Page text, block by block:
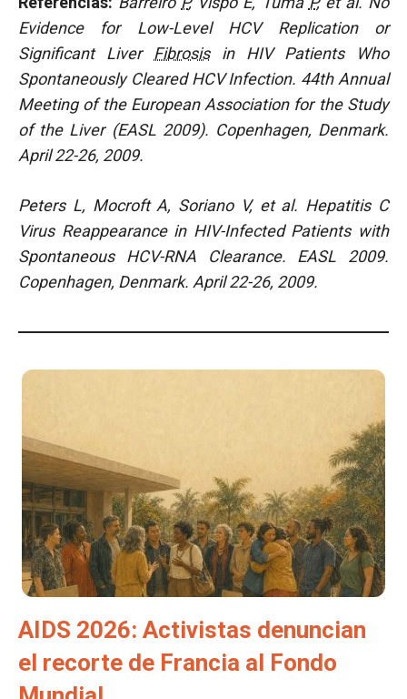
Evidence for Low-Level HCV Replication or
Significant Liver Fibrosisin HIV Patients Who
Spontaneously Cleared HCV Infection. 44th Annual
Meeting of the European Association for the Study
of the Liver (EASL 2009). Copenhagen, Denmark.
April 22-26, 2009.
Peters L, Mocroft A, Soriano V, et al. Hepatitis C
Virus Reappearance in HIV-Infected Patients with
Spontaneous HCV-RNA Clearance. EASL 2009.
Copenhagen, Denmark. April 22-26, 2009.
AIDS 2026: Activistas denuncian
el recorte de Francia al Fondo